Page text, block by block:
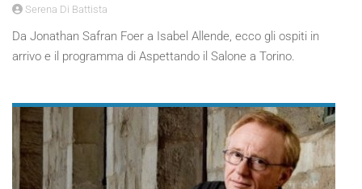
Serena Di Battista
Da Jonathan Safran Foer a Isabel Allende, ecco gli ospiti in
arrivo e il programma di Aspettando il Salone a Torino.